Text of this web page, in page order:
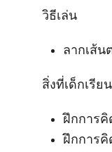
วิธีเล่น
ลากเส้
สิ่งที่เด็กเรีย
ฝึกการคิ
ฝึกการคิ